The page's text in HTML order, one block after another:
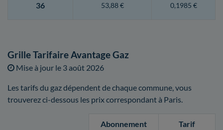
36 53,88 € 0,1985 €
Grille Tarifaire Avantage Gaz
Mise à jour le 3 août 2026
Les tarifs du gaz dépendent de chaque commune, vous
trouverez ci-dessous les prix correspondant à Paris.
Abonnement Tarif